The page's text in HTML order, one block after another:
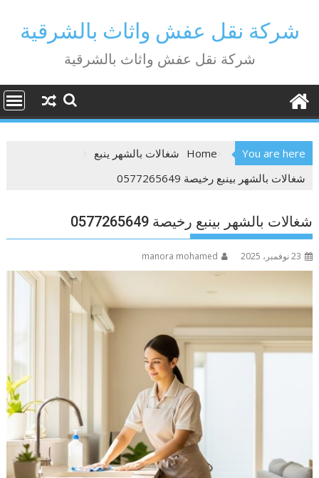
contentشركة نقل عفش واثاث بالشرقية
شركة نقل عفش واثاث بالشرقية
You are here
Home شغالات بالشهر ينبع
شغالات بالشهر بينبع رخيصة 0577265649
شغالات بالشهر بينبع رخيصة 0577265649
23 نوفمبر، 2025 manora mohamed